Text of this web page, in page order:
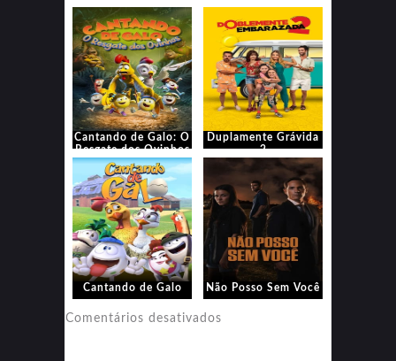
Cantando de Galo: O
Resgate dos Ovinhos
Duplamente Grávida
2
Cantando de Galo Não Posso Sem Você
Comentários desativados